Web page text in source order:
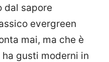
dal sapore
evergreen
mai, ma che è
gusti moderni in